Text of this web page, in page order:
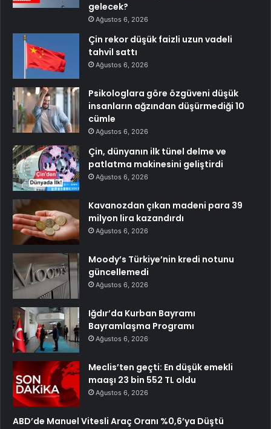
gelecek?
Ağustos 6, 2026
Çin rekor düşük faizli uzun vadeli
tahvil sattı
Ağustos 6, 2026
Psikologlara göre özgüveni düşük
insanların ağzından düşürmediği 10
cümle
Ağustos 6, 2026
Çin, dünyanın ilk tünel delme ve
patlatma makinesini geliştirdi
Ağustos 6, 2026
Kavanozdan çıkan madeni para 39
milyon lira kazandırdı
Ağustos 6, 2026
Moody’s Türkiye’nin kredi notunu
güncellemedi
Ağustos 6, 2026
Iğdır’da Kurban Bayramı
Bayramlaşma Programı
Ağustos 6, 2026
Meclis’ten geçti: En düşük emekli
maaşı 23 bin 552 TL oldu
Ağustos 6, 2026
ABD’de Manuel Vitesli Araç Oranı %0,6’ya Düştü